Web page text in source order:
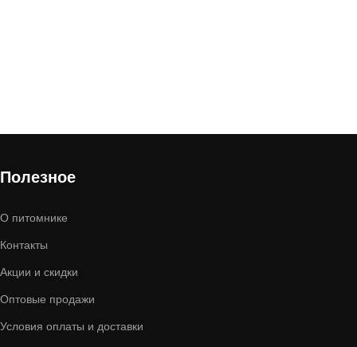
Полезное
О питомнике
Контакты
Акции и скидки
Оптовые продажи
Условия оплаты и доставки